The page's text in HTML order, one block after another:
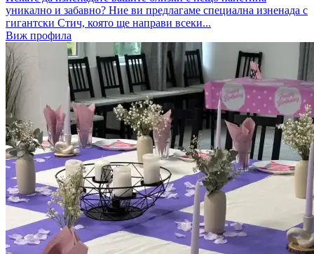
уникално и забавно? Ние ви предлагаме специална изненада с
гигантски Стич, която ще направи всеки...
Виж профила